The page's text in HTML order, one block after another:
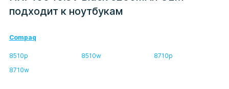
подходит к ноутбукам
Compaq
8510p 8510w
8710p
8710w